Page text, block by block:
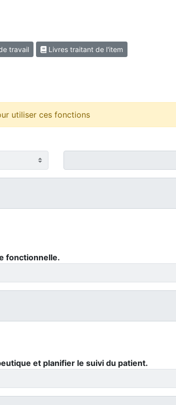
travail Livres traitant de l'item
utiliser ces fonctions
fonctionnelle.
et planifier le suivi du patient.